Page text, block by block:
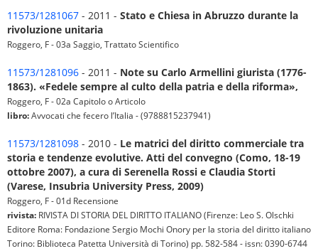
11573/1281067 - 2011 - Stato e Chiesa in Abruzzo durante la
rivoluzione unitaria
Roggero, F - 03a Saggio, Trattato Scientifico
11573/1281096 - 2011 - Note su Carlo Armellini giurista (1776-
1863). «Fedele sempre al culto della patria e della riforma»,
Roggero, F - 02a Capitolo o Articolo
libro:Avvocati che fecero l’Italia - (9788815237941)
11573/1281098 - 2010 - Le matrici del diritto commerciale tra
storia e tendenze evolutive. Atti del convegno (Como, 18-19
ottobre 2007), a cura di Serenella Rossi e Claudia Storti
(Varese, Insubria University Press, 2009)
Roggero, F - 01d Recensione
rivista: RIVISTA DI STORIA DEL DIRITTO ITALIANO (Firenze: Leo S. Olschki
Editore Roma: Fondazione Sergio Mochi Onory per la storia del diritto italiano
Torino: Biblioteca Patetta Università di Torino) pp. 582-584 - issn: 0390-6744